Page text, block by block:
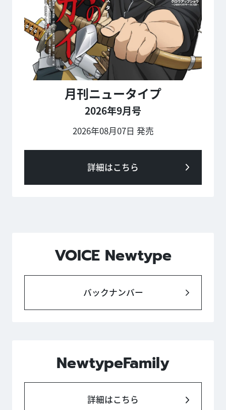
月刊ニュータイプ
2026年9月号
2026年08月07日 発売
詳細はこちら
VOICE Newtype
バックナンバー
NewtypeFamily
詳細はこちら